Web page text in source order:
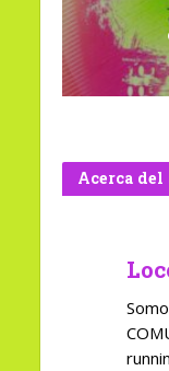
Acerca del